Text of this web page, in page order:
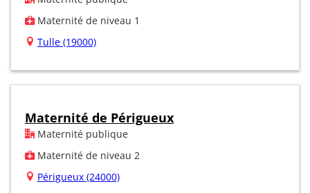
Maternité de niveau 1
Tulle (19000)
Maternité de Périgueux
Maternité publique
Maternité de niveau 2
Périgueux (24000)